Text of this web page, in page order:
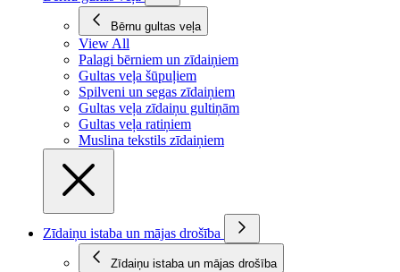
Bērnu gultas veļa
View All
Palagi bērniem un zīdaiņiem
Gultas veļa šūpuļiem
Spilveni un segas zīdaiņiem
Gultas veļa zīdaiņu gultiņām
Gultas veļa ratiņiem
Muslina tekstils zīdaiņiem
Zīdaiņu istaba un mājas drošība
Zīdaiņu istaba un mājas drošība